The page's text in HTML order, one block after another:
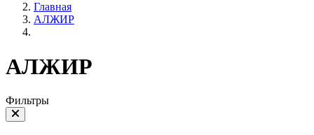
Главная
АЛЖИР
АЛЖИР
Фильтры